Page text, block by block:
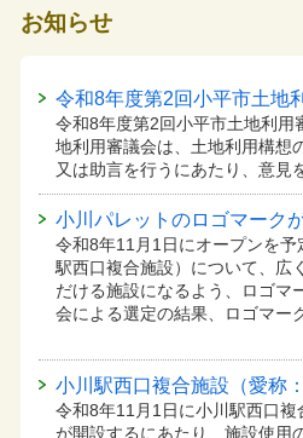
お知らせ
令和8年度第2回小平市土地
令和8年度第2回小平市土地利用
地利用審議会は、土地利用構想
又は助言を行うにあたり、意見
小川パレットのロゴマーク
令和8年11月1日にオープンを予
駅西口複合施設）について、広
だける施設になるよう、ロゴマ
会による選定の結果、ロゴマー
小川駅西口複合施設（愛称
令和8年11月1日に小川駅西口複
が開設するにあたり、施設使用